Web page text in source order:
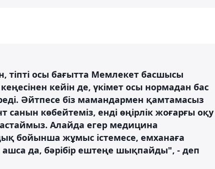
тіпті осы бағытта Мемлекет басшысы
кейін де, үкімет осы нормадан бас
Әйтпесе біз мамандармен қамтамасыз
көбейтеміз, енді өңірлік жоғарғы оқу
Алайда егер медицина
бойынша жұмыс істемесе, емханаға
ашса да, бәрібір ештеңе шықпайды", - деп